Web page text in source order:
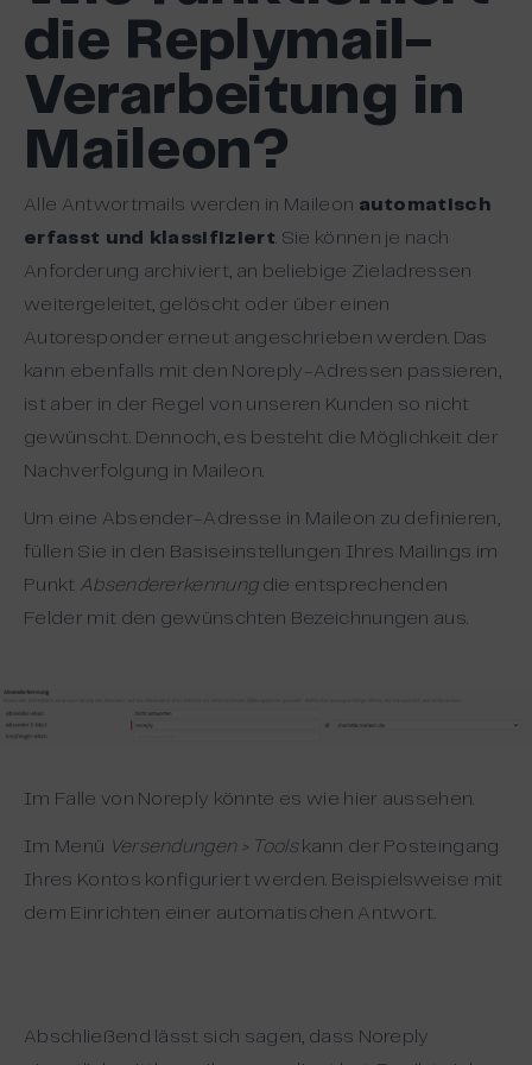
die Replymail-
Verarbeitung in
Maileon?
Alle Antwortmails werden in Maileon automatisch
erfasst und klassifiziert. Sie können je nach
Anforderung archiviert, an beliebige Zieladressen
weitergeleitet, gelöscht oder über einen
Autoresponder erneut angeschrieben werden. Das
kann ebenfalls mit den Noreply-Adressen passieren,
ist aber in der Regel von unseren Kunden so nicht
gewünscht. Dennoch, es besteht die Möglichkeit der
Nachverfolgung in Maileon.
Um eine Absender-Adresse in Maileon zu definieren,
füllen Sie in den Basiseinstellungen Ihres Mailings im
Punkt Absendererkennungdie entsprechenden
Felder mit den gewünschten Bezeichnungen aus.
Im Falle von Noreply könnte es wie hier aussehen.
Im Menü Versendungen > Toolskann der Posteingang
Ihres Kontos konfiguriert werden. Beispielsweise mit
dem Einrichten einer automatischen Antwort.
Abschließend lässt sich sagen, dass Noreply